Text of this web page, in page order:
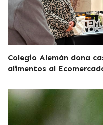
Colegio Alemán dona
alimentos al